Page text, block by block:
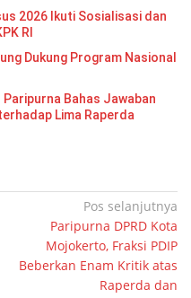
2026 Ikuti Sosialisasi dan
RI
Dukung Program Nasional
Bahas Jawaban
Lima Raperda
Pos selanjutnya
Paripurna DPRD Kota
Mojokerto, Fraksi PDIP
Beberkan Enam Kritik atas
Raperda dan